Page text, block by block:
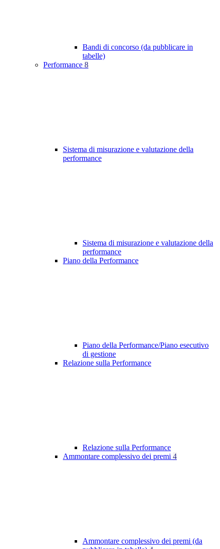
Bandi di concorso (da pubblicare in
tabelle)
Performance 8
Sistema di misurazione e valutazione della
performance
Sistema di misurazione e valutazione della
performance
Piano della Performance
Piano della Performance/Piano esecutivo
di gestione
Relazione sulla Performance
Relazione sulla Performance
Ammontare complessivo dei premi 4
Ammontare complessivo dei premi (da